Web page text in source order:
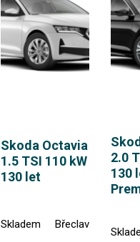
Skoda Octavia
1.5 TSI 110 kW
130 let
Skladem
Břeclav
2.0
130